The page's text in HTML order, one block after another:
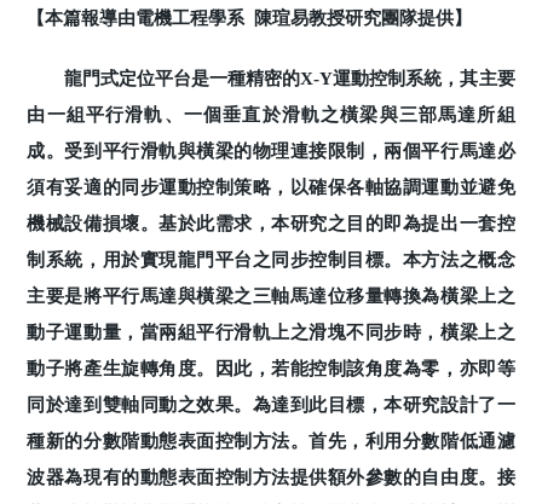
【本篇報導由電機工程學系 陳瑄易教授研究團隊提供】
龍門式定位平台是一種精密的X-Y運動控制系統，其主要
由一組平行滑軌、一個垂直於滑軌之橫梁與三部馬達所組
成。受到平行滑軌與橫梁的物理連接限制，兩個平行馬達必
須有妥適的同步運動控制策略，以確保各軸協調運動並避免
機械設備損壞。基於此需求，本研究之目的即為提出一套控
制系統，用於實現龍門平台之同步控制目標。本方法之概念
主要是將平行馬達與橫梁之三軸馬達位移量轉換為橫梁上之
動子運動量，當兩組平行滑軌上之滑塊不同步時，橫梁上之
動子將產生旋轉角度。因此，若能控制該角度為零，亦即等
同於達到雙軸同動之效果。為達到此目標，本研究設計了一
種新的分數階動態表面控制方法。首先，利用分數階低通濾
波器為現有的動態表面控制方法提供額外參數的自由度。接